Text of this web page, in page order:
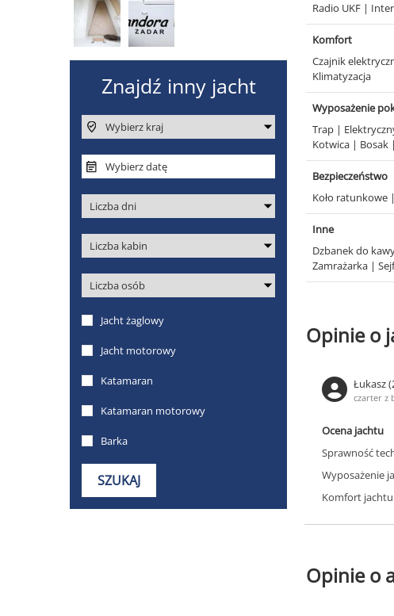
Radio UKF |
Komfort
Czajnik
Klimatyzacja
Wyposażenie
Trap |
Kotwica | Bosak |
Bezpieczeństwo
Koło ratunkowe |
Inne
Dzbanek do
Zamrażarka |
Opinie o
Łukasz
czarter z
Ocena jachtu
Sprawność
Wyposażenie
Komfort jachtu
Opinie o